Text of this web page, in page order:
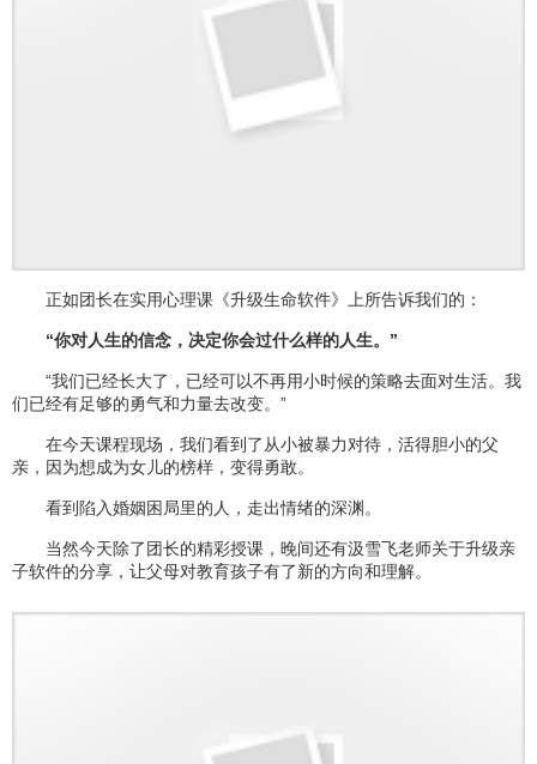
正如团长在实用心理课《升级生命软件》上所告诉我们的：
“你对人生的信念，决定你会过什么样的人生。”
“我们已经长大了，已经可以不再用小时候的策略去面对生活。我
们已经有足够的勇气和力量去改变。”
在今天课程现场，我们看到了从小被暴力对待，活得胆小的父
亲，因为想成为女儿的榜样，变得勇敢。
看到陷入婚姻困局里的人，走出情绪的深渊。
当然今天除了团长的精彩授课，晚间还有汲雪飞老师关于升级亲
子软件的分享，让父母对教育孩子有了新的方向和理解。